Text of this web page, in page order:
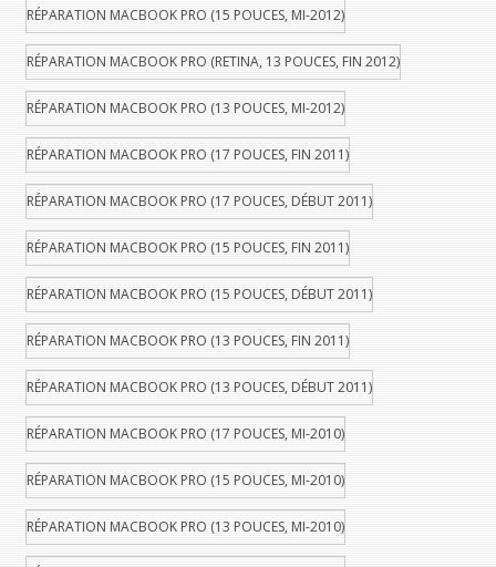
RÉPARATION MACBOOK PRO (15 POUCES, MI-2012)
RÉPARATION MACBOOK PRO (RETINA, 13 POUCES, FIN 2012)
RÉPARATION MACBOOK PRO (13 POUCES, MI-2012)
RÉPARATION MACBOOK PRO (17 POUCES, FIN 2011)
RÉPARATION MACBOOK PRO (17 POUCES, DÉBUT 2011)
RÉPARATION MACBOOK PRO (15 POUCES, FIN 2011)
RÉPARATION MACBOOK PRO (15 POUCES, DÉBUT 2011)
RÉPARATION MACBOOK PRO (13 POUCES, FIN 2011)
RÉPARATION MACBOOK PRO (13 POUCES, DÉBUT 2011)
RÉPARATION MACBOOK PRO (17 POUCES, MI-2010)
RÉPARATION MACBOOK PRO (15 POUCES, MI-2010)
RÉPARATION MACBOOK PRO (13 POUCES, MI-2010)